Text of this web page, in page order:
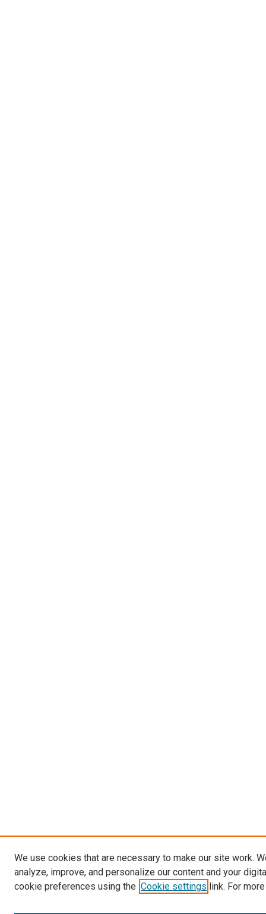
We use cookies that are necessary to make our site work.
analyze, improve, and personalize our content and your
cookie preferences using the Cookie settings link. For